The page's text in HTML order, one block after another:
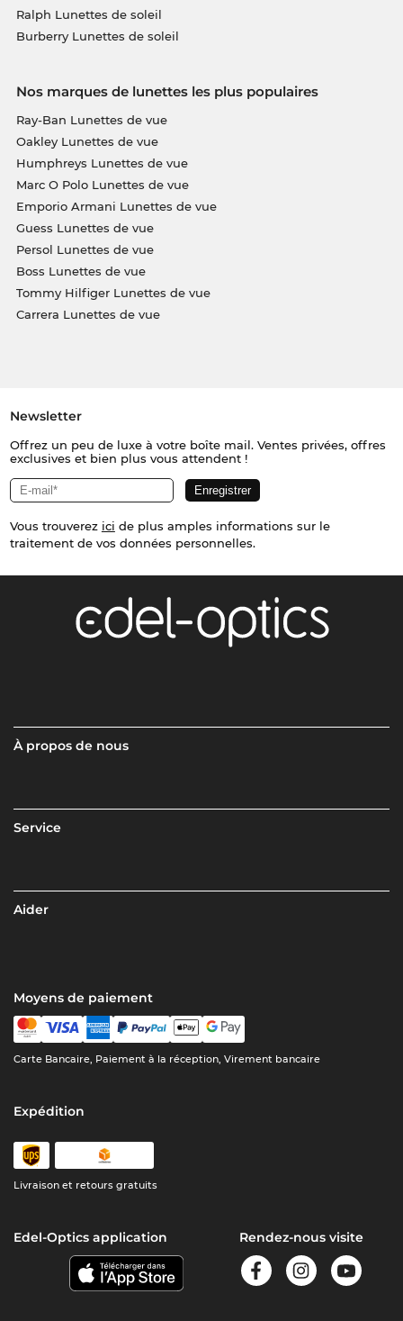
Ralph Lunettes de soleil
Burberry Lunettes de soleil
Nos marques de lunettes les plus populaires
Ray-Ban Lunettes de vue
Oakley Lunettes de vue
Humphreys Lunettes de vue
Marc O Polo Lunettes de vue
Emporio Armani Lunettes de vue
Guess Lunettes de vue
Persol Lunettes de vue
Boss Lunettes de vue
Tommy Hilfiger Lunettes de vue
Carrera Lunettes de vue
Newsletter
Offrez un peu de luxe à votre boîte mail. Ventes privées, offres
exclusives et bien plus vous attendent !
Vous trouverez ici de plus amples informations sur le
traitement de vos données personnelles.
À propos de nous
Service
Aider
Moyens de paiement
Carte Bancaire, Paiement à la réception, Virement bancaire
Expédition
Livraison et retours gratuits
Edel-Optics application Rendez-nous visite